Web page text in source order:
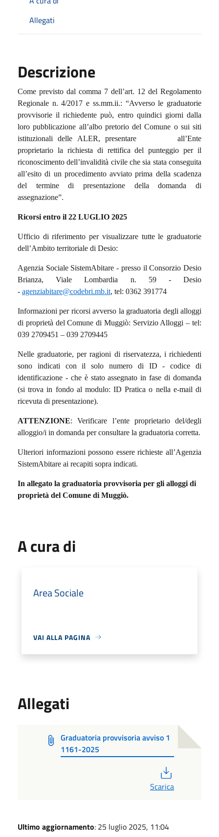
Allegati
Descrizione
Come previsto dal comma 7 dell’art. 12 del Regolamento
Regionale n. 4/2017 e ss.mm.ii.: “Avverso le graduatorie
provvisorie il richiedente può, entro quindici giorni dalla
loro pubblicazione all’albo pretorio del Comune o sui siti
istituzionali delle ALER, presentare
all’Ente
proprietario la richiesta di rettifica del punteggio per il
riconoscimento dell’invalidità civile che sia stata conseguita
all’esito di un procedimento avviato prima della scadenza
del termine di presentazione della domanda di
assegnazione”.
Ricorsi entro il 22 LUGLIO 2025
Ufficio di riferimento per visualizzare tutte le graduatorie
dell’Ambito territoriale di Desio:
Agenzia Sociale SistemAbitare - presso il Consorzio Desio
Brianza, Viale Lombardia n. 59 - Desio
- agenziabitare@codebri.mb.it, tel: 0362 391774
Informazioni per ricorsi avverso la graduatoria degli alloggi
di proprietà del Comune di Muggiò: Servizio Alloggi – tel:
039 2709451 – 039 2709445
Nelle graduatorie, per ragioni di riservatezza, i richiedenti
sono indicati con il solo numero di ID - codice di
identificazione - che è stato assegnato in fase di domanda
(si trova in fondo al modulo: ID Pratica o nella e-mail di
ricevuta di presentazione).
ATTENZIONE: Verificare l’ente proprietario del/degli
alloggio/i in domanda per consultare la graduatoria corretta.
Ulteriori informazioni possono essere richieste all’Agenzia
SistemAbitare ai recapiti sopra indicati.
In allegato la graduatoria provvisoria per gli alloggi di
proprietà del Comune di Muggiò.
A cura di
Area Sociale
VAI ALLA PAGINA
Allegati
Graduatoria provvisoria avviso 1
1161-2025
Scarica
Ultimo aggiornamento: 25 luglio 2025, 11:04